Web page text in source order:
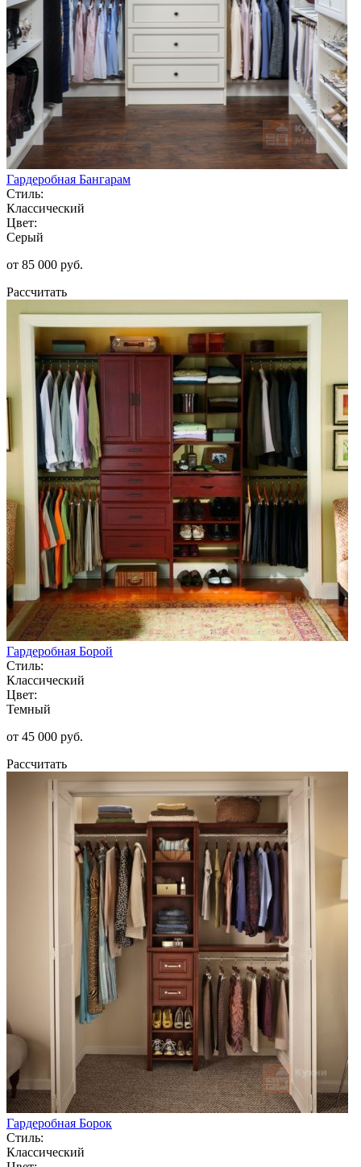
Гардеробная Бангарам
Стиль:
Классический
Цвет:
Серый
от 85 000 руб.
Рассчитать
Гардеробная Борой
Стиль:
Классический
Цвет:
Темный
от 45 000 руб.
Рассчитать
Гардеробная Борок
Стиль:
Классический